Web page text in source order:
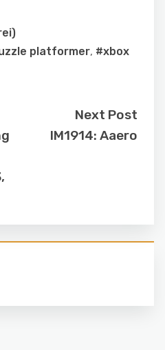
platformer, #xbox
Next Post
IM1914: Aaero